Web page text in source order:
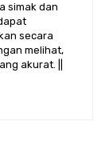
simak dan
secara
melihat,
akurat. ||